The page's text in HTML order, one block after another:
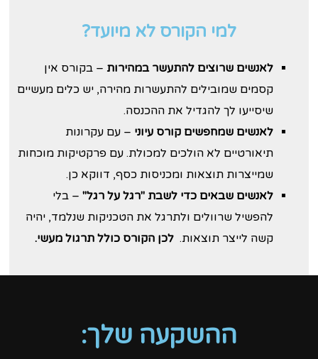
למי הקורס לא מיועד?
לאנשים שרוצים להתעשר במהירות – בקורס אין
קסמים שמובילים להתעשרות מהירה, יש כלים מעשיים
שיסייעו לך להגדיל את ההכנסה.
לאנשים שמחפשים קורס עיוני – עם עקרונות
תיאורטיים לא הולכים למכולת. עם פרקטיקות מוכחות
שמייצרות תוצאות ומכניסות כסף, דווקא כן.
לאנשים שבאים כדי לשבת "רגל על רגל" – בלי
להפשיל שרוולים ולתרגל את הטכניקות שנלמד, יהיה
קשה לייצר תוצאות. לכן הקורס כולל תרגול מעשי.
ההשקעה שלך: